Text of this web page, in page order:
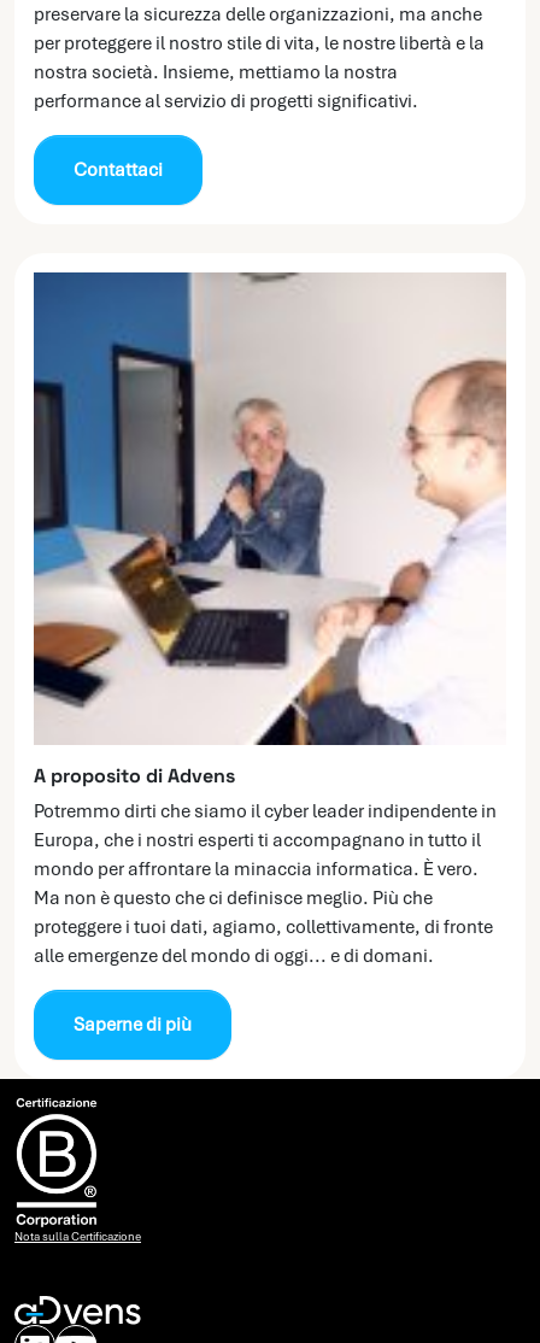
preservare la sicurezza delle organizzazioni, ma anche
per proteggere il nostro stile di vita, le nostre libertà e la
nostra società. Insieme, mettiamo la nostra
performance al servizio di progetti significativi.
Contattaci
A proposito di Advens
Potremmo dirti che siamo il cyber leader indipendente in
Europa, che i nostri esperti ti accompagnano in tutto il
mondo per affrontare la minaccia informatica. È vero.
Ma non è questo che ci definisce meglio. Più che
proteggere i tuoi dati, agiamo, collettivamente, di fronte
alle emergenze del mondo di oggi... e di domani.
Saperne di più
Nota sulla Certificazione